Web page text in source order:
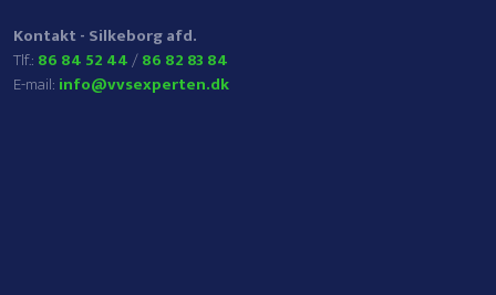
Kontakt - Silkeborg afd.
​Tlf.: 86 84 52 44/86 82 83 84
E-mail: info@vvsexperten.dk